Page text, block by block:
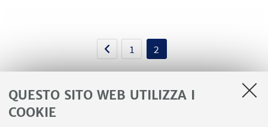
QUESTO SITO WEB UTILIZZA I
COOKIE
1 2